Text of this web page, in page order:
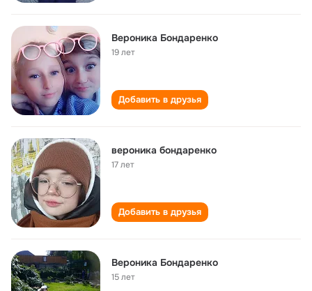
Вероника Бондаренко
19 лет
Добавить в друзья
вероника бондаренко
17 лет
Добавить в друзья
Вероника Бондаренко
15 лет